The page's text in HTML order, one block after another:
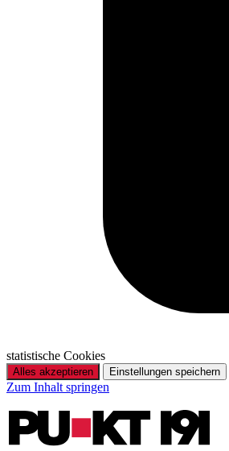
statistische Cookies
Alles akzeptieren Einstellungen speichern
Zum Inhalt springen